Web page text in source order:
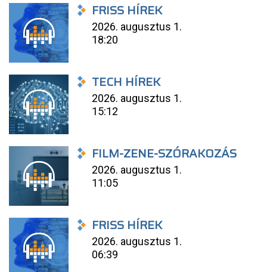
FRISS HÍREK
2026. augusztus 1.
18:20
TECH HÍREK
2026. augusztus 1.
15:12
FILM-ZENE-SZÓRAKOZÁS
2026. augusztus 1.
11:05
FRISS HÍREK
2026. augusztus 1.
06:39